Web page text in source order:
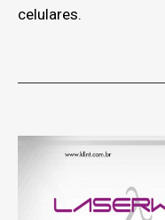
celulares.